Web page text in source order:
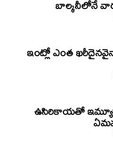
బాల్కనీలోనే
ఇంట్లో ఎంత
ఉసిరికాయతో